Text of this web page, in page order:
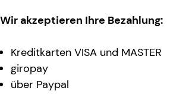
Wir akzeptieren Ihre Bezahlung:
Kreditkarten VISA und MASTER
giropay
über Paypal